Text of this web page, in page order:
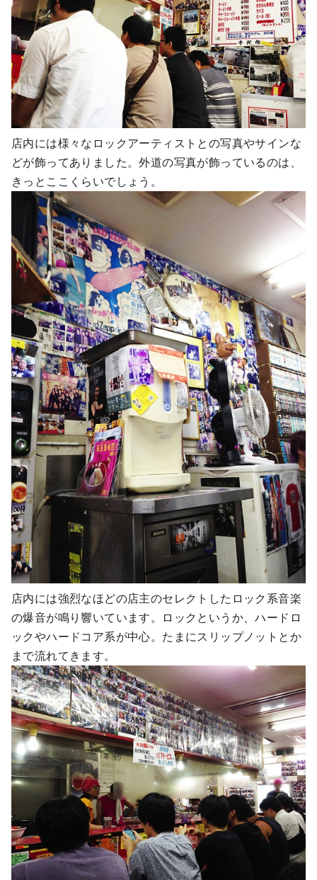
店内には様々なロックアーティストとの写真やサインな
どが飾ってありました。外道の写真が飾っているのは、
きっとここくらいでしょう。
店内には強烈なほどの店主のセレクトしたロック系音楽
の爆音が鳴り響いています。ロックというか、ハードロ
ックやハードコア系が中心。たまにスリップノットとか
まで流れてきます。